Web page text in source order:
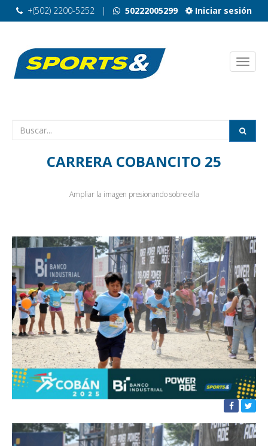
Iniciar sesión
+(502) 2200-5252 | 50222005299
CARRERA COBANCITO 25
Ampliar la imagen presionando sobre ella